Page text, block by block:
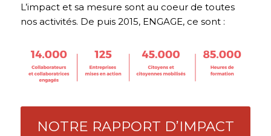
L’impact et sa mesure sont au coeur de toutes
nos activités. De puis 2015, ENGAGE, ce sont :
NOTRE RAPPORT D’IMPACT